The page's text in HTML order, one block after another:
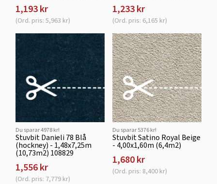
1,193 kr
(Ord. pris: 5,963 kr)
1,233 kr
(Ord. pris: 6,165 kr)
Du sparar 4978 kr!
Stuvbit Danieli 78 Blå
(hockney) - 1,48x7,25m
(10,73m2) 108829
1,556 kr
(Ord. pris: 7,779 kr)
Du sparar 5376 kr!
Stuvbit Satino Royal Beige
- 4,00x1,60m (6,4m2)
1,680 kr
(Ord. pris: 8,400 kr)